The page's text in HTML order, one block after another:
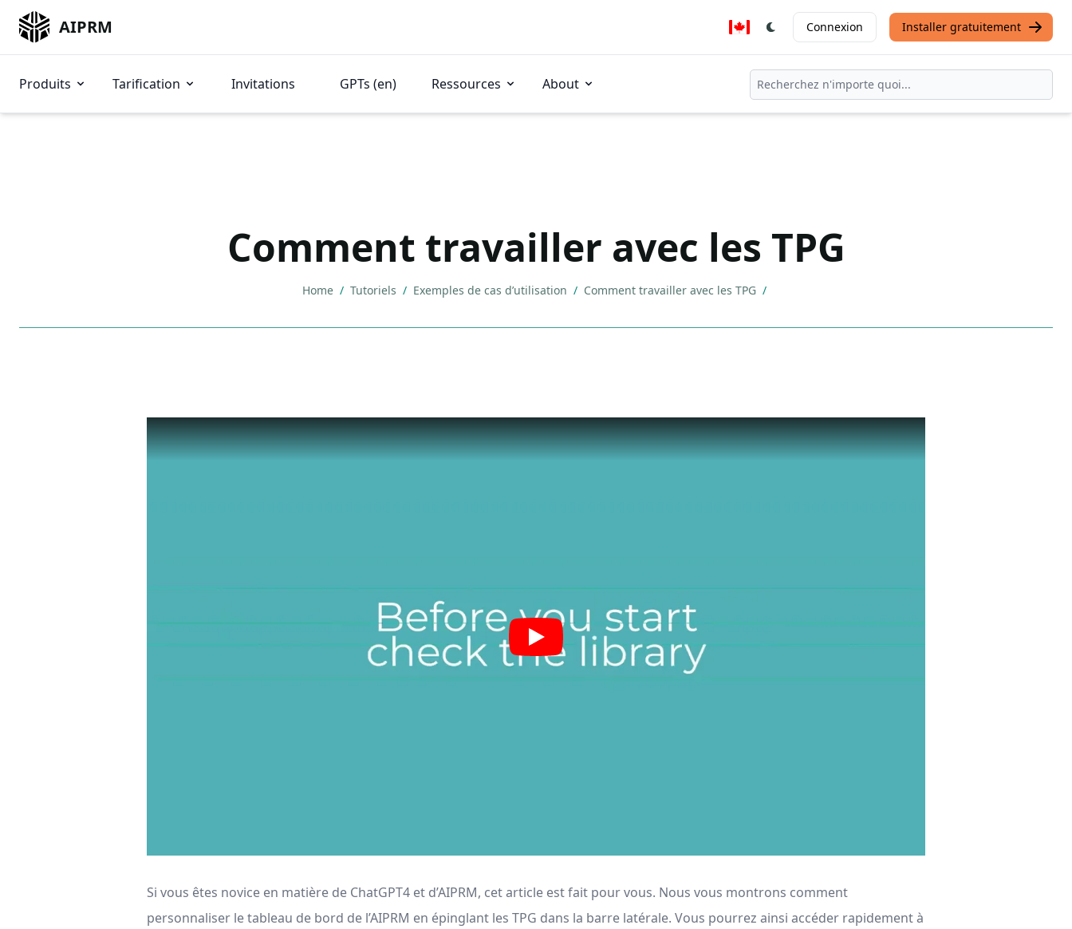
AIPRM Connexion Installer gratuitement
Produits Tarification Invitations GPTs (en) Ressources About
Comment travailler avec les TPG
Home / Tutoriels / Exemples de cas d’utilisation / Comment travailler avec les TPG /
Si vous êtes novice en matière de ChatGPT4 et d’AIPRM, cet article est fait pour vous. Nous vous montrons comment
personnaliser le tableau de bord de l’AIPRM en épinglant les TPG dans la barre latérale. Vous pourrez ainsi accéder rapidement à